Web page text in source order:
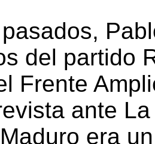
del partido
Frente
ante
era